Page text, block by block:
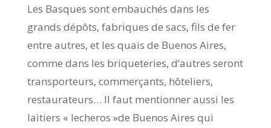
Les Basques sont embauchés dans les
grands dépôts, fabriques de sacs, fils de fer
entre autres, et les quais de Buenos Aires,
comme dans les briqueteries, d’autres seront
transporteurs, commerçants, hôteliers,
restaurateurs… Il faut mentionner aussi les
laitiers « lecheros »de Buenos Aires qui